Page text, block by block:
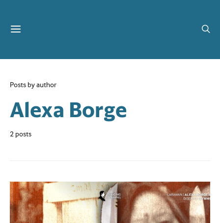
Posts by author
Alexa Borge
2 posts